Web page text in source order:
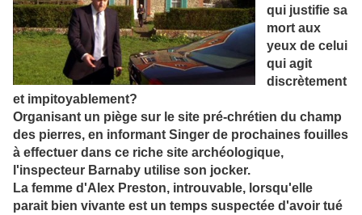
qui justifie sa
mort aux
yeux de celui
qui agit
discrètement
et impitoyablement?
Organisant un piège sur le site pré-chrétien du champ
des pierres, en informant Singer de prochaines fouilles
à effectuer dans ce riche site archéologique,
l'inspecteur Barnaby utilise son jocker.
La femme d'Alex Preston, introuvable, lorsqu'elle
parait bien vivante est un temps suspectée d'avoir tué